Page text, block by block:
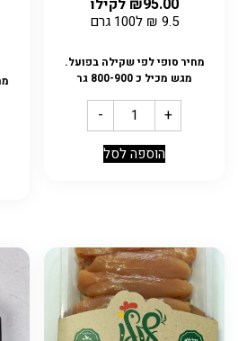
9.5
₪ ל100 גרם
מחיר סופי לפי שקילה בפועל.
מגש מכיל כ 800-900 גר
- +
הוספה לסל